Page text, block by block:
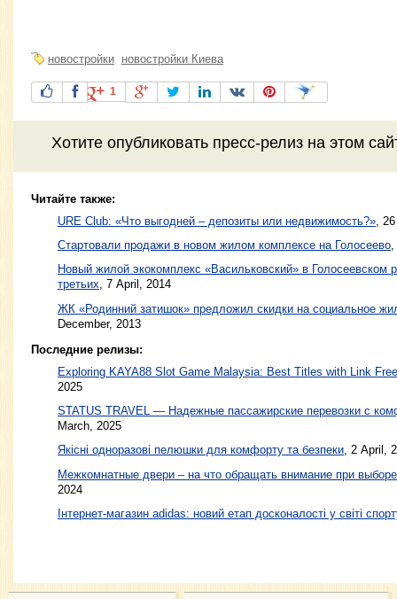
новостройки новостройки Киева
1
Хотите опубликовать пресс-релизна этом
Читайте также:
URE Club: «Что выгодней – депозиты или недвижимость?»
Стартовали продажи в новом жилом комплексе на Голосеево,
Новый жилой экокомплекс «Васильковский» в Голосеевском
третьих, 7 April, 2014
ЖК «Родинний затишок» предложил скидки на социальное
December, 2013
Последние релизы:
Exploring KAYA88 Slot Game Malaysia: Best Titles with Link
2025
STATUS TRAVEL — Надежные пассажирские перевозки с
March, 2025
Якісні одноразові пелюшки для комфорту та безпеки, 2 April,
Межкомнатные двери – на что обращать внимание при
2024
Інтернет-магазин adidas: новий етап досконалості у світі